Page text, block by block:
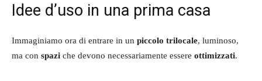
Idee d’uso in una prima casa
Immaginiamo ora di entrare in un piccolo trilocale, luminoso,
ma con spazi che devono necessariamente essere ottimizzati.